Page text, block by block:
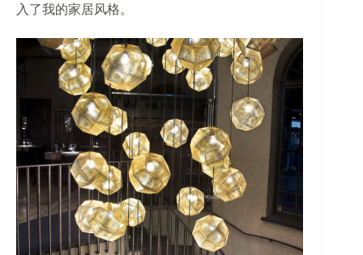
入了我的家居风格。